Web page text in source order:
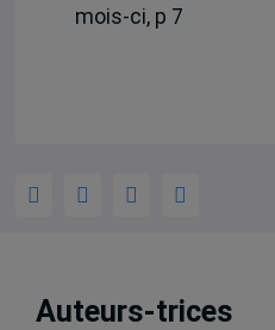
mois-ci, p 7
Auteurs-trices